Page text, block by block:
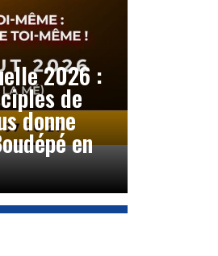
2026 :
de
donne
en